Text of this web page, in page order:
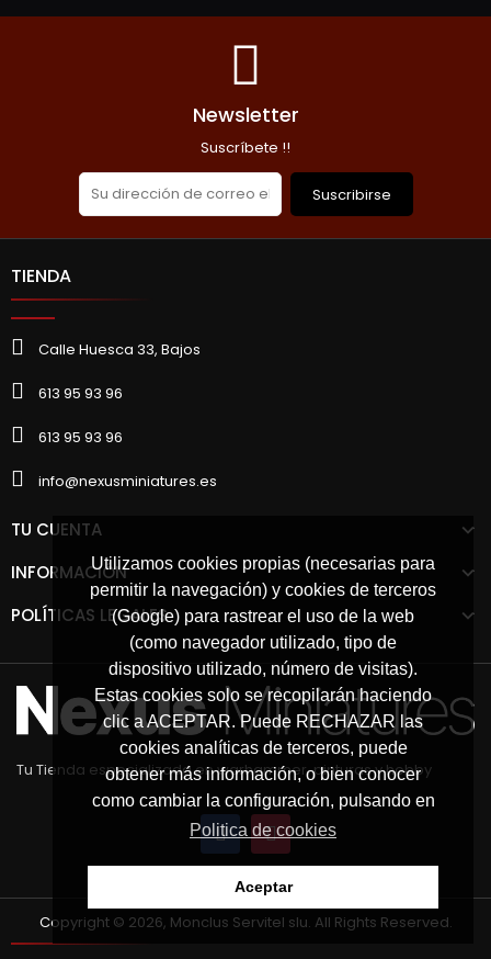
Utilizamos cookies propias (necesarias para
permitir la navegación) y cookies de terceros
(Google) para rastrear el uso de la web
(como navegador utilizado, tipo de
dispositivo utilizado, número de visitas).
Estas cookies solo se recopilarán haciendo
clic a ACEPTAR. Puede RECHAZAR las
cookies analíticas de terceros, puede
obtener más información, o bien conocer
como cambiar la configuración, pulsando en
Politica de cookies
Aceptar
Newsletter
Suscríbete !!
Suscribirse
TIENDA
Calle Huesca 33, Bajos
613 95 93 96
613 95 93 96
info@nexusminiatures.es
TU CUENTA
INFORMACIÓN
POLÍTICAS LEGALES
Tu Tienda especializada en warhammer, pinturas y hobby
Copyright © 2026, Monclus Servitel slu. All Rights Reserved.